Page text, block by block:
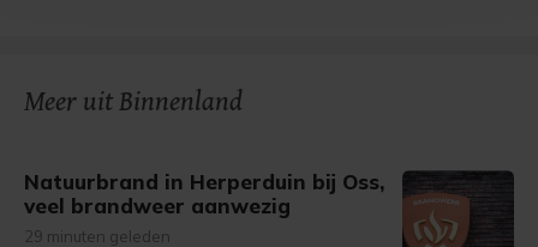
Meer uit Binnenland
Natuurbrand in Herperduin bij Oss,
veel brandweer aanwezig
29 minuten geleden